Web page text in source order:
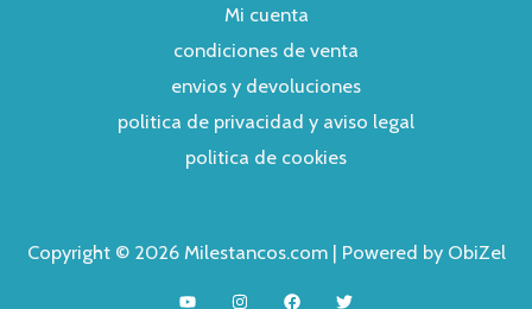
Mi cuenta
condiciones de venta
envios y devoluciones
politica de privacidad y aviso legal
politica de cookies
Copyright © 2026 Milestancos.com | Powered by ObiZel